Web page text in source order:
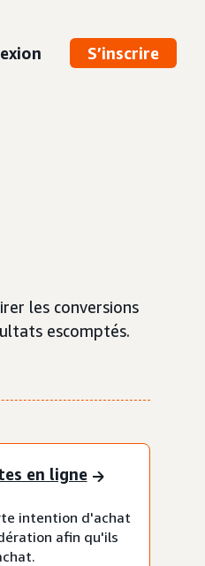
S’inscrire
les conversions
escomptés.
en ligne
intention d'achat
afin qu'ils